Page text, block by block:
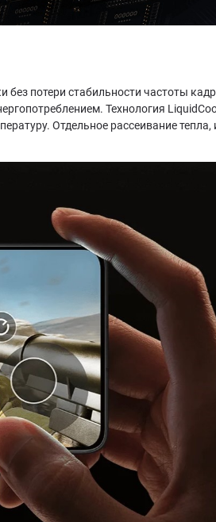
потери стабильности частоты
Технология
Отдельное рассеивание